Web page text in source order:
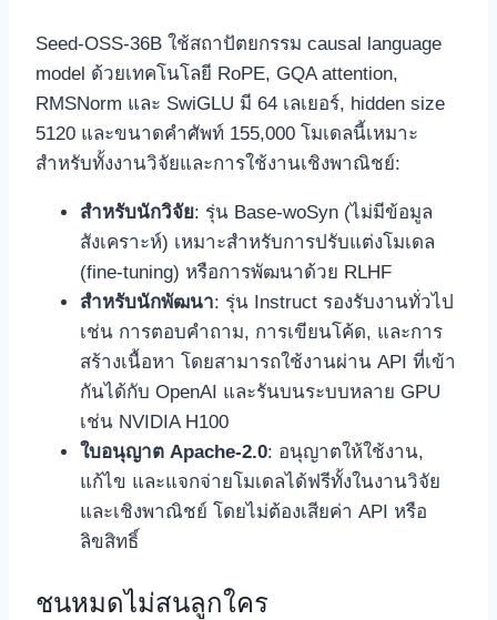
Seed-OSS-36B ใช้สถาปัตยกรรม causal language
model ด้วยเทคโนโลยี RoPE, GQA attention,
RMSNorm และ SwiGLU มี 64 เลเยอร์, hidden size
5120 และขนาดคำศัพท์ 155,000 โมเดลนี้เหมาะ
สำหรับทั้งงานวิจัยและการใช้งานเชิงพาณิชย์:
สำหรับนักวิจัย: รุ่น Base-woSyn (ไม่มีข้อมูล
สังเคราะห์) เหมาะสำหรับการปรับแต่งโมเดล
(fine-tuning) หรือการพัฒนาด้วย RLHF
สำหรับนักพัฒนา: รุ่น Instruct รองรับงานทั่วไป
เช่น การตอบคำถาม, การเขียนโค้ด, และการ
สร้างเนื้อหา โดยสามารถใช้งานผ่าน API ที่เข้า
กันได้กับ OpenAI และรันบนระบบหลาย GPU
เช่น NVIDIA H100
ใบอนุญาต Apache-2.0: อนุญาตให้ใช้งาน,
แก้ไข และแจกจ่ายโมเดลได้ฟรีทั้งในงานวิจัย
และเชิงพาณิชย์ โดยไม่ต้องเสียค่า API หรือ
ลิขสิทธิ์
ชนหมดไม่สนลูกใคร